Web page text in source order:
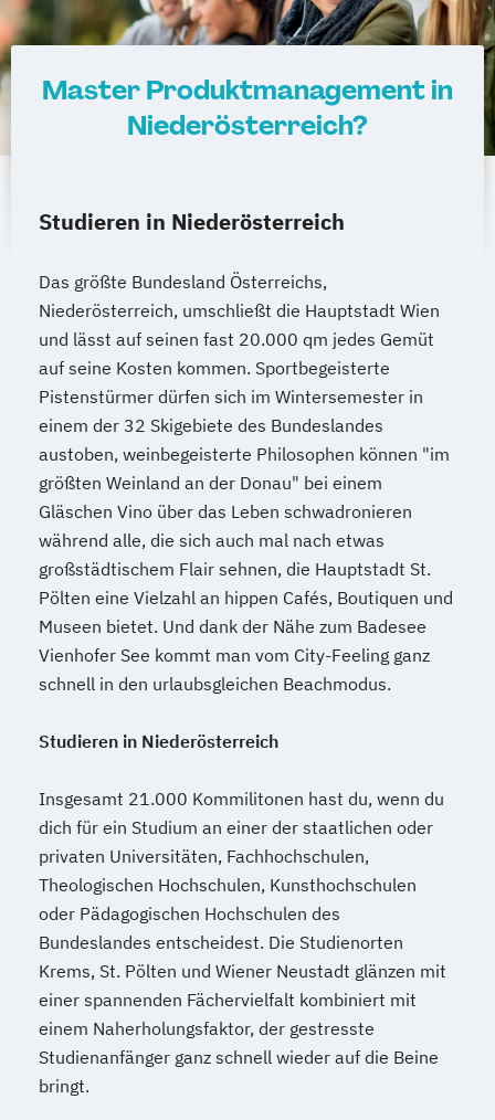
Master Produktmanagement in
Niederösterreich?
Studieren in Niederösterreich
Das größte Bundesland Österreichs,
Niederösterreich, umschließt die Hauptstadt Wien
und lässt auf seinen fast 20.000 qm jedes Gemüt
auf seine Kosten kommen. Sportbegeisterte
Pistenstürmer dürfen sich im Wintersemester in
einem der 32 Skigebiete des Bundeslandes
austoben, weinbegeisterte Philosophen können "im
größten Weinland an der Donau" bei einem
Gläschen Vino über das Leben schwadronieren
während alle, die sich auch mal nach etwas
großstädtischem Flair sehnen, die Hauptstadt St.
Pölten eine Vielzahl an hippen Cafés, Boutiquen und
Museen bietet. Und dank der Nähe zum Badesee
Vienhofer See kommt man vom City-Feeling ganz
schnell in den urlaubsgleichen Beachmodus.
Studieren in Niederösterreich
Insgesamt 21.000 Kommilitonen hast du, wenn du
dich für ein Studium an einer der staatlichen oder
privaten Universitäten, Fachhochschulen,
Theologischen Hochschulen, Kunsthochschulen
oder Pädagogischen Hochschulen des
Bundeslandes entscheidest. Die Studienorten
Krems, St. Pölten und Wiener Neustadt glänzen mit
einer spannenden Fächervielfalt kombiniert mit
einem Naherholungsfaktor, der gestresste
Studienanfänger ganz schnell wieder auf die Beine
bringt.